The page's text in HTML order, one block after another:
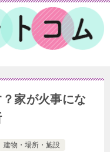
家が火事にな
建物・場所・施設